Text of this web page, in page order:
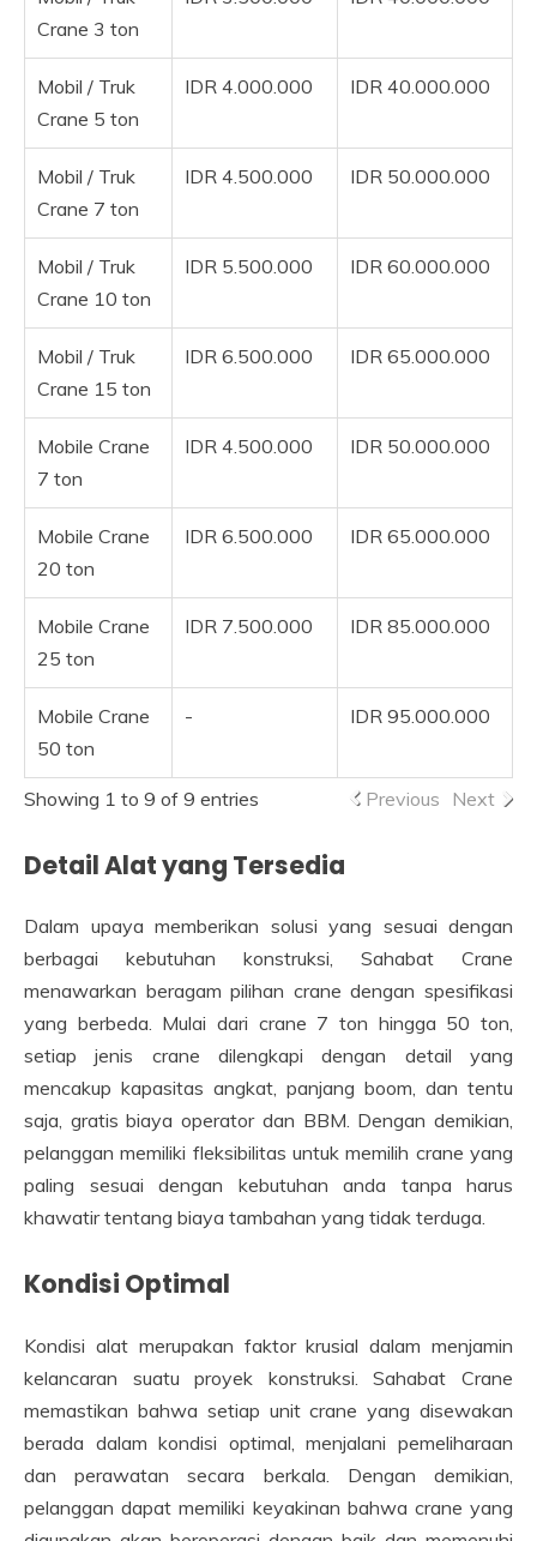
Crane 3 ton
Mobil / Truk
Crane 5 ton
IDR 4.000.000 IDR 40.000.000
Mobil / Truk
Crane 7 ton
IDR 4.500.000 IDR 50.000.000
Mobil / Truk
Crane 10 ton
IDR 5.500.000 IDR 60.000.000
Mobil / Truk
Crane 15 ton
IDR 6.500.000 IDR 65.000.000
Mobile Crane
7 ton
IDR 4.500.000 IDR 50.000.000
Mobile Crane
20 ton
IDR 6.500.000 IDR 65.000.000
Mobile Crane
25 ton
IDR 7.500.000 IDR 85.000.000
Mobile Crane
50 ton
- IDR 95.000.000
Showing 1 to 9 of 9 entries Previous Next
Detail Alat yang Tersedia
Dalam upaya memberikan solusi yang sesuai dengan
berbagai kebutuhan konstruksi, Sahabat Crane
menawarkan beragam pilihan crane dengan spesifikasi
yang berbeda. Mulai dari crane 7 ton hingga 50 ton,
setiap jenis crane dilengkapi dengan detail yang
mencakup kapasitas angkat, panjang boom, dan tentu
saja, gratis biaya operator dan BBM. Dengan demikian,
pelanggan memiliki fleksibilitas untuk memilih crane yang
paling sesuai dengan kebutuhan anda tanpa harus
khawatir tentang biaya tambahan yang tidak terduga.
Kondisi Optimal
Kondisi alat merupakan faktor krusial dalam menjamin
kelancaran suatu proyek konstruksi. Sahabat Crane
memastikan bahwa setiap unit crane yang disewakan
berada dalam kondisi optimal, menjalani pemeliharaan
dan perawatan secara berkala. Dengan demikian,
pelanggan dapat memiliki keyakinan bahwa crane yang